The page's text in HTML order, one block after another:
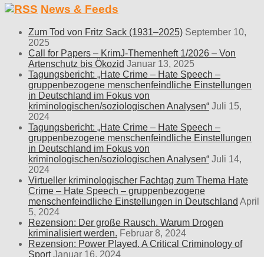
News & Feeds
Zum Tod von Fritz Sack (1931–2025) September 10,
2025
Call for Papers – KrimJ-Themenheft 1/2026 – Von
Artenschutz bis Ökozid Januar 13, 2025
Tagungsbericht: „Hate Crime – Hate Speech –
gruppenbezogene menschenfeindliche Einstellungen
in Deutschland im Fokus von
kriminologischen/soziologischen Analysen“ Juli 15,
2024
Tagungsbericht: „Hate Crime – Hate Speech –
gruppenbezogene menschenfeindliche Einstellungen
in Deutschland im Fokus von
kriminologischen/soziologischen Analysen“ Juli 14,
2024
Virtueller kriminologischer Fachtag zum Thema Hate
Crime – Hate Speech – gruppenbezogene
menschenfeindliche Einstellungen in Deutschland April
5, 2024
Rezension: Der große Rausch. Warum Drogen
kriminalisiert werden. Februar 8, 2024
Rezension: Power Played. A Critical Criminology of
Sport Januar 16, 2024